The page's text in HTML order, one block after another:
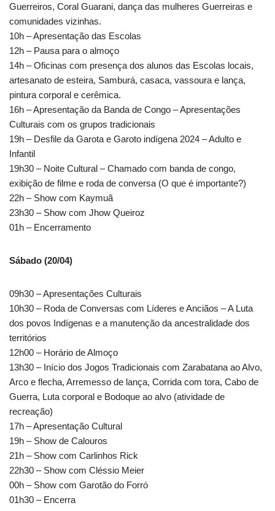
Guerreiros, Coral Guarani, dança das mulheres Guerreiras e
comunidades vizinhas.
10h – Apresentação das Escolas
12h – Pausa para o almoço
14h – Oficinas com presença dos alunos das Escolas locais,
artesanato de esteira, Samburá, casaca, vassoura e lança,
pintura corporal e cerêmica.
16h – Apresentação da Banda de Congo – Apresentações
Culturais com os grupos tradicionais
19h – Desfile da Garota e Garoto indígena 2024 – Adulto e
Infantil
19h30 – Noite Cultural – Chamado com banda de congo,
exibição de filme e roda de conversa (O que é importante?)
22h – Show com Kaymuã
23h30 – Show com Jhow Queiroz
01h – Encerramento
Sábado (20/04)
09h30 – Apresentações Culturais
10h30 – Roda de Conversas com Líderes e Anciãos – A Luta
dos povos Indígenas e a manutenção da ancestralidade dos
territórios
12h00 – Horário de Almoço
13h30 – Início dos Jogos Tradicionais com Zarabatana ao Alvo,
Arco e flecha, Arremesso de lança, Corrida com tora, Cabo de
Guerra, Luta corporal e Bodoque ao alvo (atividade de
recreação)
17h – Apresentação Cultural
19h – Show de Calouros
21h – Show com Carlinhos Rick
22h30 – Show com Cléssio Meier
00h – Show com Garotão do Forró
01h30 – Encerra